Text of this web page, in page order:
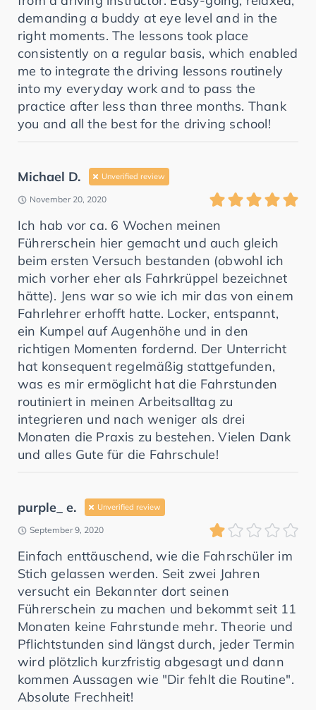
demanding a buddy at eye level and in the
right moments. The lessons took place
consistently on a regular basis, which enabled
me to integrate the driving lessons routinely
into my everyday work and to pass the
practice after less than three months. Thank
you and all the best for the driving school!
Michael D. Unverified review
November 20, 2020
Ich hab vor ca. 6 Wochen meinen
Führerschein hier gemacht und auch gleich
beim ersten Versuch bestanden (obwohl ich
mich vorher eher als Fahrkrüppel bezeichnet
hätte). Jens war so wie ich mir das von einem
Fahrlehrer erhofft hatte. Locker, entspannt,
ein Kumpel auf Augenhöhe und in den
richtigen Momenten fordernd. Der Unterricht
hat konsequent regelmäßig stattgefunden,
was es mir ermöglicht hat die Fahrstunden
routiniert in meinen Arbeitsalltag zu
integrieren und nach weniger als drei
Monaten die Praxis zu bestehen. Vielen Dank
und alles Gute für die Fahrschule!
purple_ e. Unverified review
September 9, 2020
Einfach enttäuschend, wie die Fahrschüler im
Stich gelassen werden. Seit zwei Jahren
versucht ein Bekannter dort seinen
Führerschein zu machen und bekommt seit 11
Monaten keine Fahrstunde mehr. Theorie und
Pflichtstunden sind längst durch, jeder Termin
wird plötzlich kurzfristig abgesagt und dann
kommen Aussagen wie "Dir fehlt die Routine".
Absolute Frechheit!